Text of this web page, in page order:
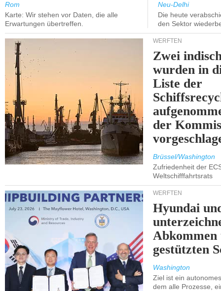
Rom
Karte: Wir stehen vor Daten, die alle
Erwartungen übertreffen.
Neu-Delhi
Die heute
den Sektor
WERFTEN
Zwei
wurden in
Liste der
der
Brüssel/Washington
Zufriedenheit der
Weltschifffahrtsrats
WERFTEN
Hyundai
gestützten
Washington
Ziel ist ein
dem alle Prozesse,